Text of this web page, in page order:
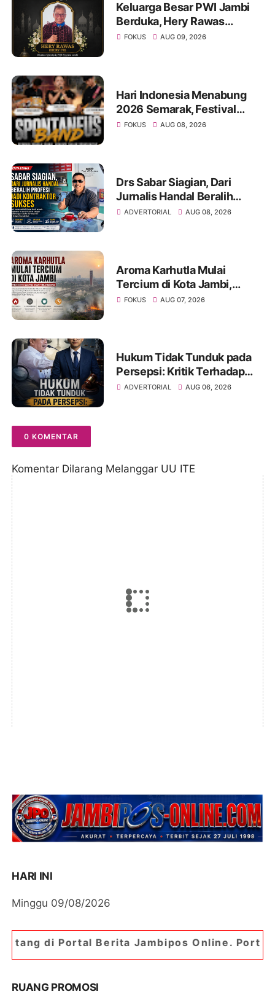
Keluarga Besar PWI Jambi
Berduka, Hery Rawas
Mantan Sekretaris PWI
FOKUS AUG 09, 2026
Hari Indonesia Menabung
2026 Semarak, Festival
Band Pelajar dan Mahasiswa
2
FOKUS AUG 08, 2026
Drs Sabar Siagian, Dari
Jurnalis Handal Beralih
Profesi Jadi Kontraktor
ADVERTORIAL AUG 08, 2026
Aroma Karhutla Mulai
Tercium di Kota Jambi,
Warga Diminta Waspada
FOKUS AUG 07, 2026
Hukum Tidak Tunduk pada
Persepsi: Kritik Terhadap
Monopoli Kebenaran oleh
ADVERTORIAL AUG 06, 2026
0 KOMENTAR
Komentar Dilarang Melanggar UU ITE
HARI INI
Minggu 09/08/2026
Berita Jambipos Online. Portal Berita Paling
RUANG PROMOSI